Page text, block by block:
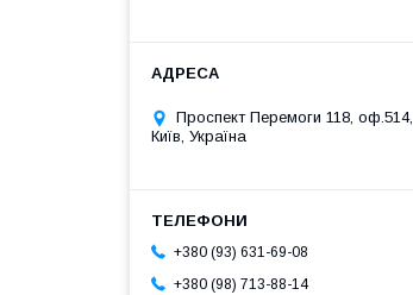
Проспект Перемоги 118, оф.514,
Київ, Україна
+380 (93) 631-69-08
+380 (98) 713-88-14